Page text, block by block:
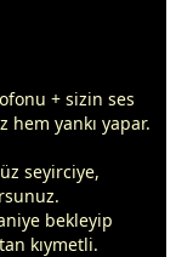
+ sizin ses
hem yankı yapar.
seyirciye,
bekleyip
kıymetli.